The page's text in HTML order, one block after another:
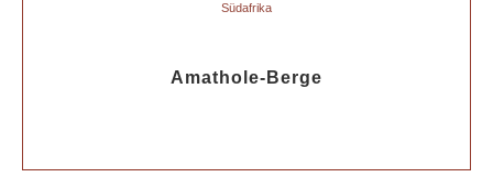
Südafrika
Amathole-Berge